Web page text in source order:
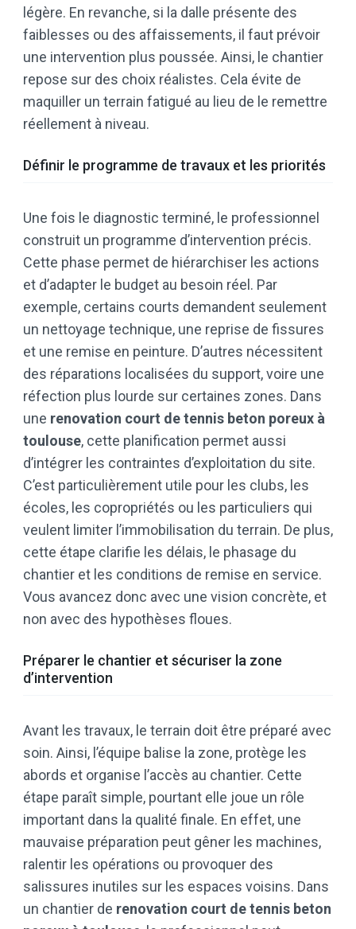
légère. En revanche, si la dalle présente des
faiblesses ou des affaissements, il faut prévoir
une intervention plus poussée. Ainsi, le chantier
repose sur des choix réalistes. Cela évite de
maquiller un terrain fatigué au lieu de le remettre
réellement à niveau.
Définir le programme de travaux et les priorités
Une fois le diagnostic terminé, le professionnel
construit un programme d’intervention précis.
Cette phase permet de hiérarchiser les actions
et d’adapter le budget au besoin réel. Par
exemple, certains courts demandent seulement
un nettoyage technique, une reprise de fissures
et une remise en peinture. D’autres nécessitent
des réparations localisées du support, voire une
réfection plus lourde sur certaines zones. Dans
une renovation court de tennis beton poreux à
toulouse, cette planification permet aussi
d’intégrer les contraintes d’exploitation du site.
C’est particulièrement utile pour les clubs, les
écoles, les copropriétés ou les particuliers qui
veulent limiter l’immobilisation du terrain. De plus,
cette étape clarifie les délais, le phasage du
chantier et les conditions de remise en service.
Vous avancez donc avec une vision concrète, et
non avec des hypothèses floues.
Préparer le chantier et sécuriser la zone
d’intervention
Avant les travaux, le terrain doit être préparé avec
soin. Ainsi, l’équipe balise la zone, protège les
abords et organise l’accès au chantier. Cette
étape paraît simple, pourtant elle joue un rôle
important dans la qualité finale. En effet, une
mauvaise préparation peut gêner les machines,
ralentir les opérations ou provoquer des
salissures inutiles sur les espaces voisins. Dans
un chantier de renovation court de tennis beton